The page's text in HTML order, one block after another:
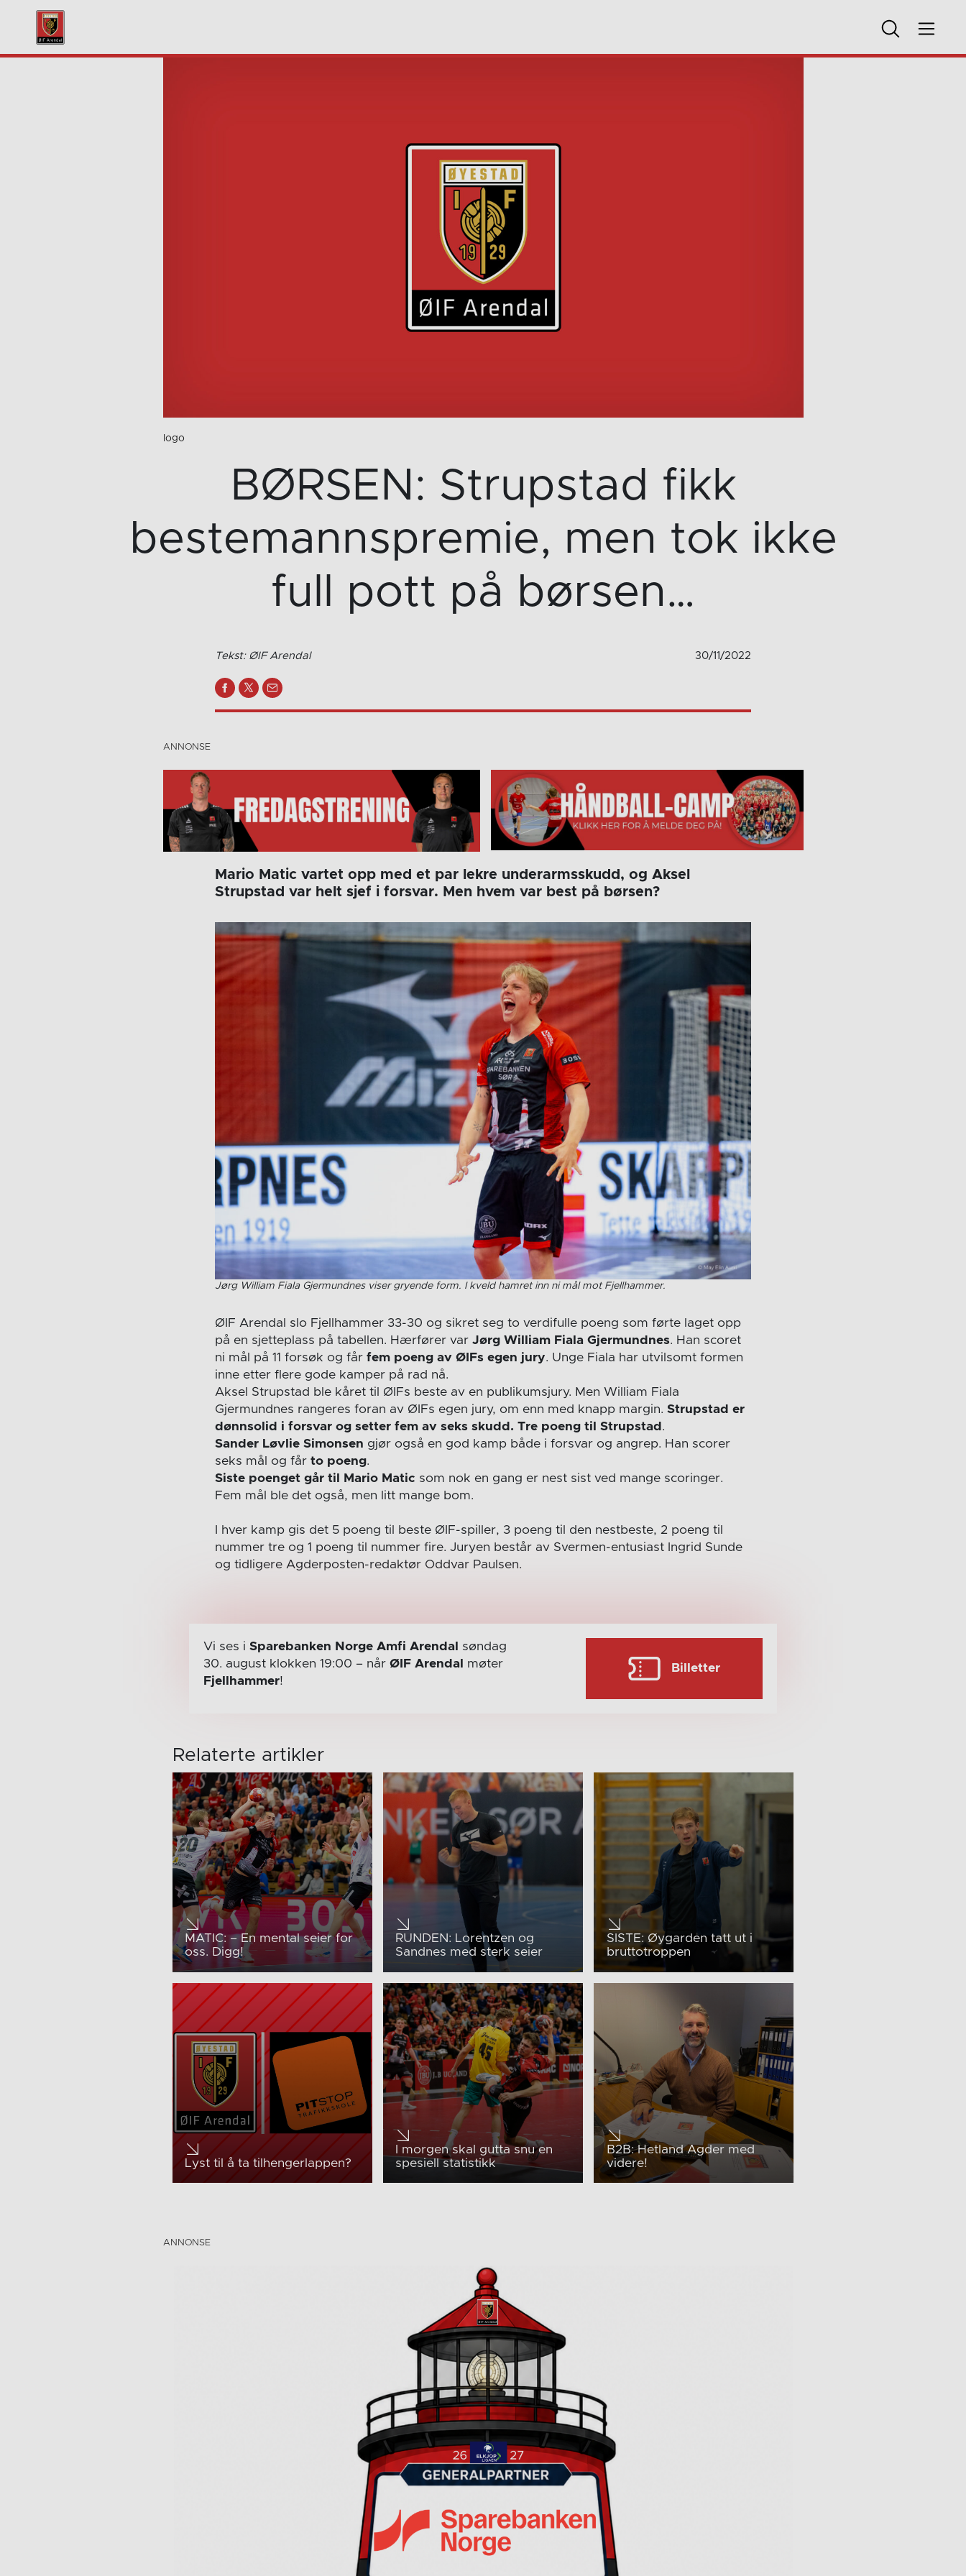
logo
BØRSEN: Strupstad fikk
bestemannspremie, men tok ikke
full pott på børsen…
Tekst: ØIF Arendal 30/11/2022
Mario Matic vartet opp med et par lekre underarmsskudd, og Aksel
Strupstad var helt sjef i forsvar. Men hvem var best på børsen?
Jørg William Fiala Gjermundnes viser gryende form. I kveld hamret inn ni mål mot Fjellhammer.
ØIF Arendal slo Fjellhammer 33-30 og sikret seg to verdifulle poeng som førte laget opp
på en sjetteplass på tabellen. Hærfører varJørg William Fiala Gjermundnes. Han scoret
ni mål på 11 forsøk og fårfem poeng av ØIFs egen jury. Unge Fiala har utvilsomt formen
inne etter flere gode kamper på rad nå.
Aksel Strupstad ble kåret til ØIFs beste av en publikumsjury. Men William Fiala
Gjermundnes rangeres foran av ØIFs egen jury, om enn med knapp margin.Strupstad er
dønnsolid i forsvar og setter fem av seks skudd. Tre poeng til Strupstad .
Sander Løvlie Simonsen gjør også en god kamp både i forsvar og angrep. Han scorer
seks mål og fårto poeng.
Siste poenget går til Mario Matic som nok en gang er nest sist ved mange scoringer.
Fem mål ble det også, men litt mange bom.
I hver kamp gis det 5 poeng til beste ØIF-spiller, 3 poeng til den nestbeste, 2 poeng til
nummer tre og 1 poeng til nummer fire. Juryen består av Svermen-entusiast Ingrid Sunde
og tidligere Agderposten-redaktør Oddvar Paulsen.
Vi ses i Sparebanken Norge Amfi Arendal
søndag
30. august klokken 19:00 – når ØIF Arendal
møter
Fjellhammer!
Billetter
Relaterte artikler
MATIC: – En mental seier for
oss. Digg!
RUNDEN: Lorentzen og
Sandnes med sterk seier
SISTE: Øygarden tatt ut i
bruttotroppen
Lyst til å ta tilhengerlappen?
I morgen skal gutta snu en
spesiell statistikk
B2B: Hetland Agder med
videre!